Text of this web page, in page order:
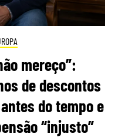
mereço”:
de descontos
do tempo e
“injusto”